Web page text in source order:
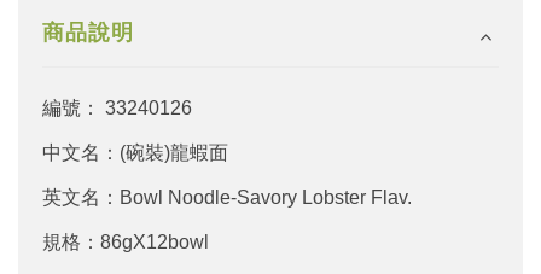
商品說明
編號： 33240126
中文名：(碗裝)龍蝦面
英文名：Bowl Noodle-Savory Lobster Flav.
規格：86gX12bowl